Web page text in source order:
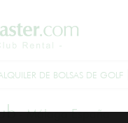
DE BOLSAS DE GOLF
-Málaga España